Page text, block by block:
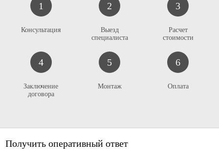
1
Консультация
2
Выезд
специалиста
3
Расчет
стоимости
4
Заключение
договора
5
Монтаж
6
Оплата
Получить оперативный ответ